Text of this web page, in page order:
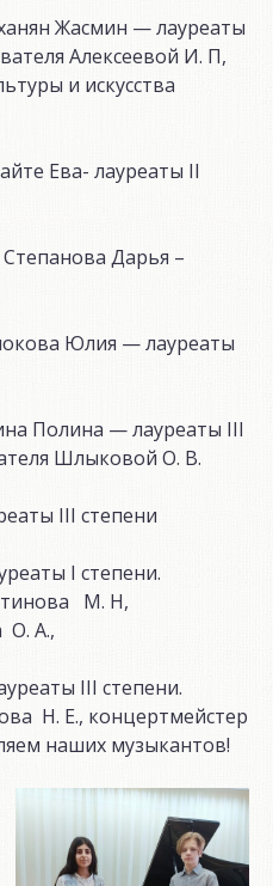
Жасмин — лауреаты
Алексеевой И. П,
и искусства
Ева- лауреаты II
Дарья –
Юлия — лауреаты
Полина — лауреаты III
Шлыковой О. В.
III степени
I степени.
М. Н,
О. А.,
III степени.
Н. Е., концертмейстер
наших музыкантов!